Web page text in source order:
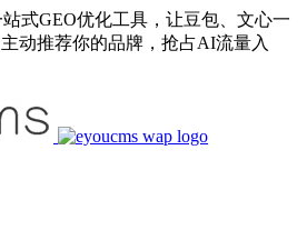
式GEO优化工具，让豆包、文心一
动推荐你的品牌，抢占AI流量入